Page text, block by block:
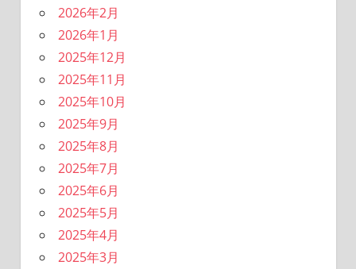
2026年2月
2026年1月
2025年12月
2025年11月
2025年10月
2025年9月
2025年8月
2025年7月
2025年6月
2025年5月
2025年4月
2025年3月